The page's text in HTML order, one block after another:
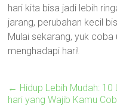
hari kita bisa jadi lebih
jarang, perubahan kecil
Mulai sekarang, yuk
menghadapi hari!
← Hidup Lebih Mudah:
hari yang Wajib Kamu